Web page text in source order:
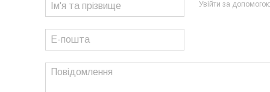
Увійти за